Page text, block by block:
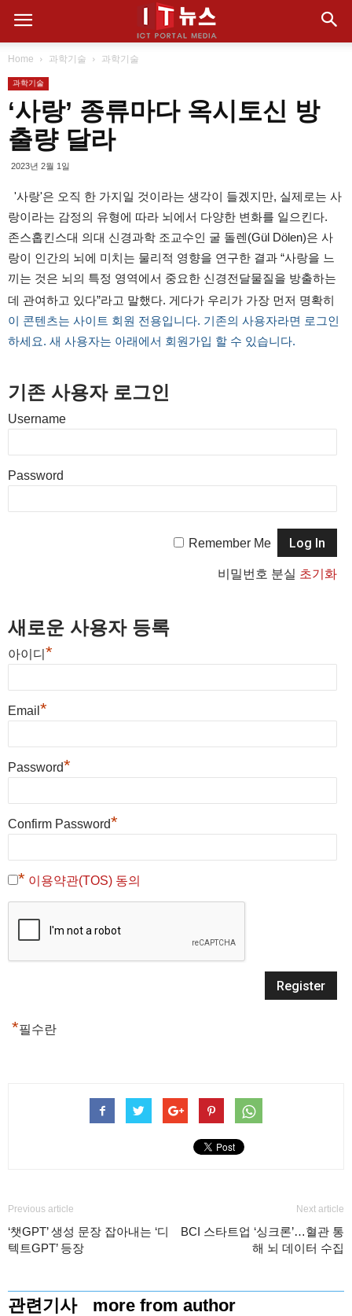
Home 과학기술 과학기술
과학기술
‘사랑’ 종류마다 옥시토신 방
출량 달라
2023년 2월 1일
'사랑'은 오직 한 가지일 것이라는 생각이 들겠지만, 실제로는 사
랑이라는 감정의 유형에 따라 뇌에서 다양한 변화를 일으킨다.
존스홉킨스대 의대 신경과학 조교수인 굴 돌렌(Gül Dölen)은 사
랑이 인간의 뇌에 미치는 물리적 영향을 연구한 결과 “사랑을 느
끼는 것은 뇌의 특정 영역에서 중요한 신경전달물질을 방출하는
데 관여하고 있다”라고 말했다. 게다가 우리가 가장 먼저 명확히
이 콘텐츠는 사이트 회원 전용입니다. 기존의 사용자라면 로그인
하세요. 새 사용자는 아래에서 회원가입 할 수 있습니다.
기존 사용자 로그인
Username
Password
Remember Me
비밀번호 분실 초기화
새로운 사용자 등록
아이디 *
Email *
Password*
Confirm Password*
* 이용약관(TOS) 동의
*필수란
Previous article
‘챗GPT’ 생성 문장 잡아내는 ‘디
텍트GPT’ 등장
Next article
BCI 스타트업 ‘싱크론’…혈관 통
해 뇌 데이터 수집
관련기사 more from author